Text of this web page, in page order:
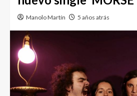
Manolo Martín 5 años atrás